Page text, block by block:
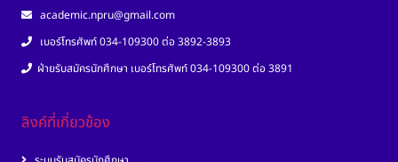
academic.npru@gmail.com
เบอร์โทรศัพท์ 034-109300 ต่อ 3892-3893
ฝ่ายรับสมัครนักศึกษา เบอร์โทรศัพท์ 034-109300 ต่อ 3891
ลิงค์ที่เกี่ยวข้อง